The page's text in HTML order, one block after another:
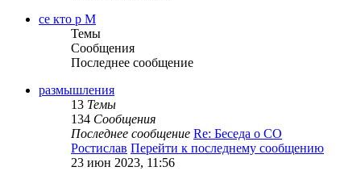
се кто р М
Темы
Сообщения
Последнее сообщение
размышления
13 Темы
134 Сообщения
Последнее сообщение Re: Беседа о СО
Ростислав Перейти к последнему сообщению
23 июн 2023, 11:56